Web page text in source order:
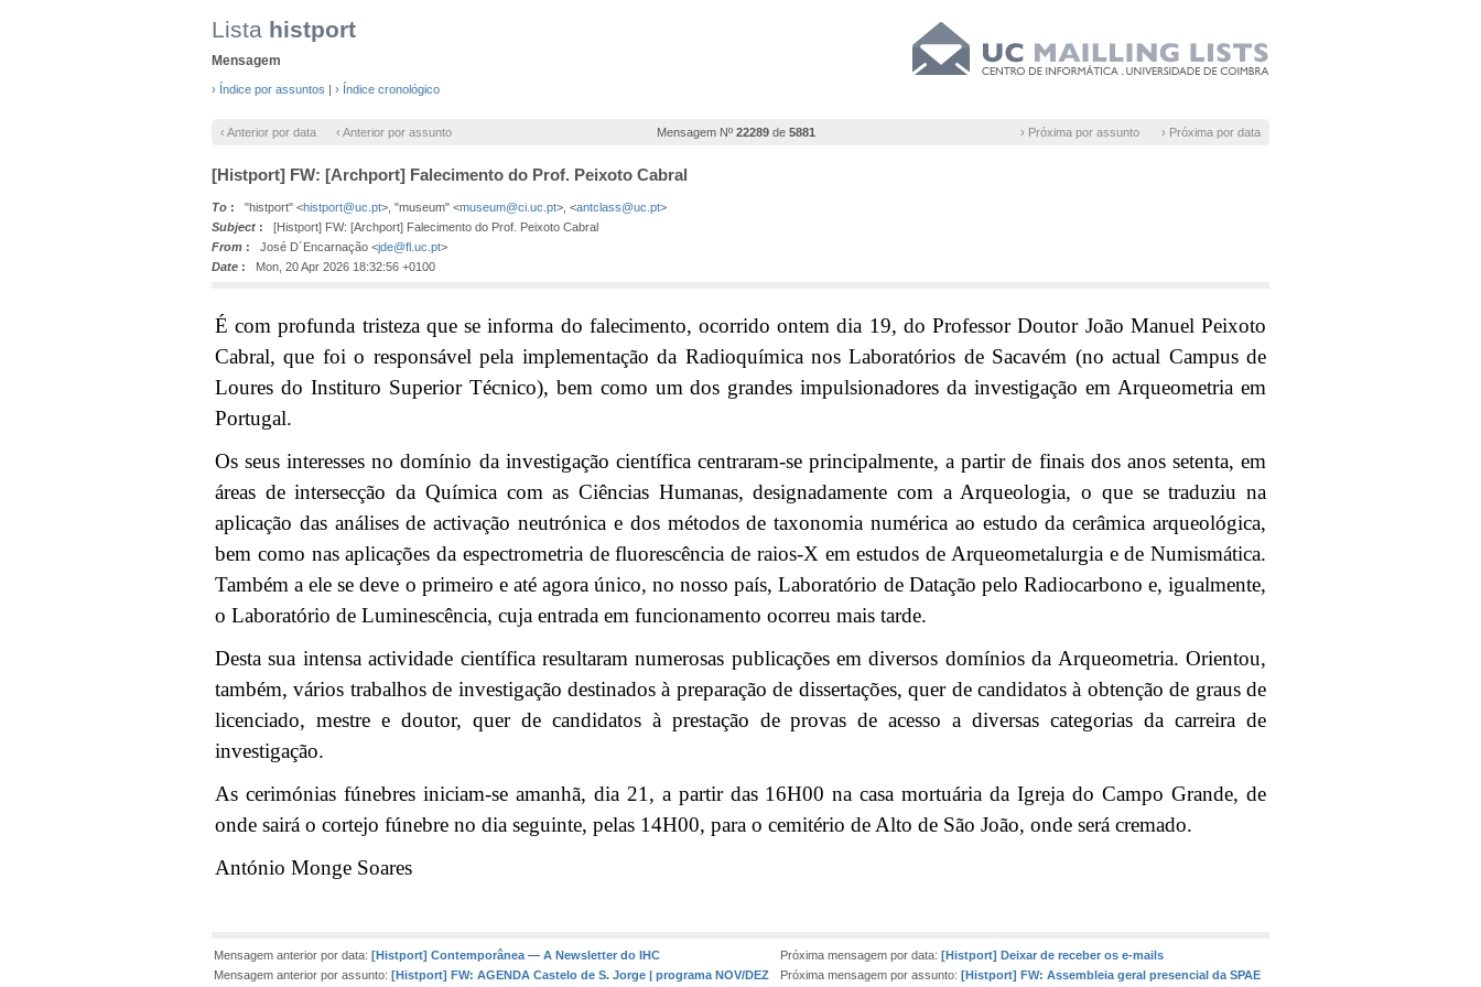
Lista histport
Mensagem
› Índice por assuntos | › Índice cronológico
‹ Anterior por data ‹ Anterior por assunto Mensagem Nº 22289 de 5881 › Próxima por assunto › Próxima por data
[Histport] FW: [Archport] Falecimento do Prof. Peixoto Cabral
To : "histport" <histport@uc.pt>, "museum" <museum@ci.uc.pt>, <antclass@uc.pt>
Subject : [Histport] FW: [Archport] Falecimento do Prof. Peixoto Cabral
From : José D´Encarnação <jde@fl.uc.pt>
Date : Mon, 20 Apr 2026 18:32:56 +0100
É com profunda tristeza que se informa do falecimento, ocorrido ontem dia 19, do Professor Doutor João Manuel Peixoto
Cabral, que foi o responsável pela implementação da Radioquímica nos Laboratórios de Sacavém (no actual Campus de
Loures do Instituro Superior Técnico), bem como um dos grandes impulsionadores da investigação em Arqueometria em
Portugal.
Os seus interesses no domínio da investigação científica centraram-se principalmente, a partir de finais dos anos setenta, em
áreas de intersecção da Química com as Ciências Humanas, designadamente com a Arqueologia, o que se traduziu na
aplicação das análises de activação neutrónica e dos métodos de taxonomia numérica ao estudo da cerâmica arqueológica,
bem como nas aplicações da espectrometria de fluorescência de raios-X em estudos de Arqueometalurgia e de Numismática.
Também a ele se deve o primeiro e até agora único, no nosso país, Laboratório de Datação pelo Radiocarbono e, igualmente,
o Laboratório de Luminescência, cuja entrada em funcionamento ocorreu mais tarde.
Desta sua intensa actividade científica resultaram numerosas publicações em diversos domínios da Arqueometria. Orientou,
também, vários trabalhos de investigação destinados à preparação de dissertações, quer de candidatos à obtenção de graus de
licenciado, mestre e doutor, quer de candidatos à prestação de provas de acesso a diversas categorias da carreira de
investigação.
As cerimónias fúnebres iniciam-se amanhã, dia 21, a partir das 16H00 na casa mortuária da Igreja do Campo Grande, de
onde sairá o cortejo fúnebre no dia seguinte, pelas 14H00, para o cemitério de Alto de São João, onde será cremado.
António Monge Soares
Mensagem anterior por data: [Histport] Contemporânea — A Newsletter do IHC Próxima mensagem por data: [Histport] Deixar de receber os e-mails
Mensagem anterior por assunto: [Histport] FW: AGENDA Castelo de S. Jorge | programa NOV/DEZ Próxima mensagem por assunto: [Histport] FW: Assembleia geral presencial da SPAE